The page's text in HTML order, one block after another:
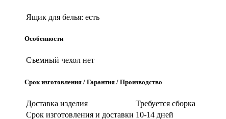
Ящик для белья: есть
Особенности
Съемный чехол нет
Срок изготовления / Гарантия / Производство
Доставка изделия
Требуется сборка
Срок изготовления и доставки 10-14 дней